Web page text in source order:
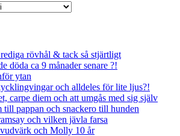
rövhål & tack så stjärtligt
döda ca 9 månader senare ?!
ytan
och alldeles för lite ljus?!
carpe diem och att umgås med sig själv
till pappan och snackero till hunden
och vilken jävla farsa
och Molly 10 år